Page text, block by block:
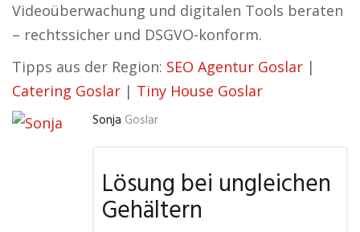
Videoüberwachung und digitalen Tools beraten
– rechtssicher und DSGVO-konform.
Tipps aus der Region: SEO Agentur Goslar |
Catering Goslar | Tiny House Goslar
Sonja Goslar
Lösung bei ungleichen
Gehältern